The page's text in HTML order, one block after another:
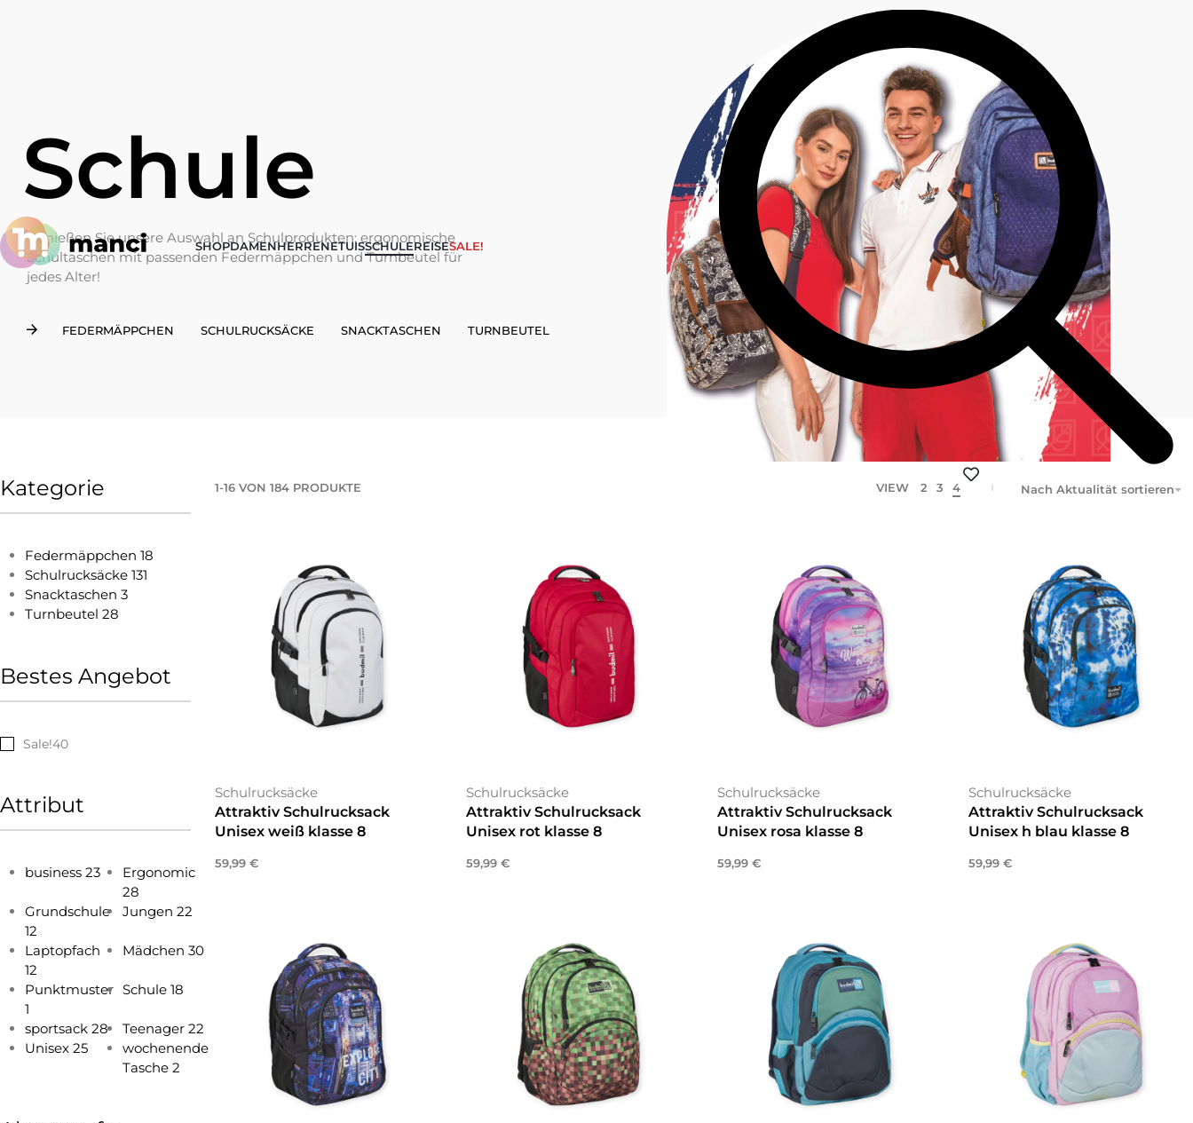
SHOPDAMENHERRENETUISSCHULEREISESALE!
Schule
Genießen Sie unsere Auswahl an Schulprodukten: ergonomische
Schultaschen mit passenden Federmäppchen und Turnbeutel für
jedes Alter!
FEDERMÄPPCHEN SCHULRUCKSÄCKE SNACKTASCHEN TURNBEUTEL
Kategorie
Federmäppchen 18
Schulrucksäcke 131
Snacktaschen 3
Turnbeutel 28
Bestes Angebot
Sale!40
Attribut
business 23
Ergonomic
28
Grundschule
12
Jungen 22
Laptopfach
12
Mädchen 30
Punktmuster
1
Schule 18
sportsack 28 Teenager 22
Unisex 25
wochenende
Tasche 2
1-16VON 184PRODUKTE VIEW 2 3 4 Nach Aktualität sortieren
Schulrucksäcke
Attraktiv Schulrucksack
Unisex weiß klasse 8
59,99 €
Schulrucksäcke
Attraktiv Schulrucksack
Unisex rot klasse 8
59,99 €
Schulrucksäcke
Attraktiv Schulrucksack
Unisex rosa klasse 8
59,99 €
Schulrucksäcke
Attraktiv Schulrucksack
Unisex h blau klasse 8
59,99 €